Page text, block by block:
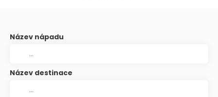
Název nápadu
Název destinace